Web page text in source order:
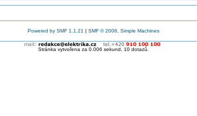
Powered by SMF 1.1.21 | SMF © 2006, Simple Machines
Stránka vytvořena za 0.006 sekund, 10 dotazů.